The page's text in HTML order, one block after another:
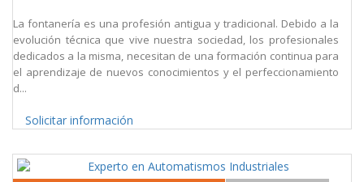
La fontanería es una profesión antigua y tradicional. Debido a la
evolución técnica que vive nuestra sociedad, los profesionales
dedicados a la misma, necesitan de una formación continua para
el aprendizaje de nuevos conocimientos y el perfeccionamiento
d...
Solicitar información